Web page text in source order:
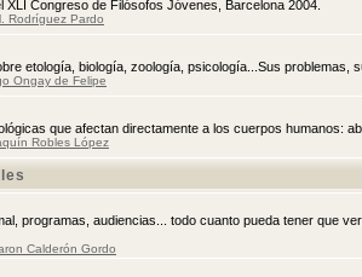
XLI Congreso de Filósofos Jóvenes, Barcelona 2004.
Rodríguez Pardo
etología, biología, zoología, psicología...Sus problemas,
Ongay de Felipe
que afectan directamente a los cuerpos humanos:
Robles López
programas, audiencias... todo cuanto pueda tener que
Calderón Gordo